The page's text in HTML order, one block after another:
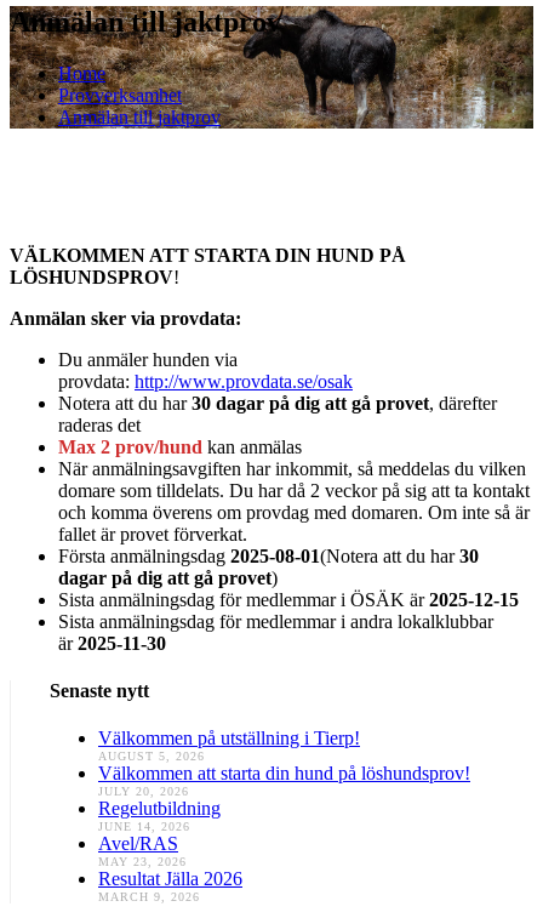
Anmälan till jaktprov
Home
Provverksamhet
Anmälan till jaktprov
VÄLKOMMEN ATT STARTA DIN HUND PÅ
LÖSHUNDSPROV!
Anmälan sker via provdata:
Du anmäler hunden via
provdata: http://www.provdata.se/osak
Notera att du har30 dagar på dig att gå provet, därefter
raderas det
Max 2 prov/hund kan anmälas
När anmälningsavgiften har inkommit, så meddelas du vilken
domare som tilldelats. Du har då 2 veckor på sig att ta kontakt
och komma överens om provdag med domaren. Om inte så är
fallet är provet förverkat.
Första anmälningsdag 2025-08-01(Notera att du har30
dagar på dig att gå provet)
Sista anmälningsdag för medlemmar i ÖSÄK är2025-12-15
Sista anmälningsdag för medlemmar i andra lokalklubbar
är2025-11-30
Senaste nytt
Välkommen på utställning i Tierp!
AUGUST 5, 2026
Välkommen att starta din hund på löshundsprov!
JULY 20, 2026
Regelutbildning
JUNE 14, 2026
Avel/RAS
MAY 23, 2026
Resultat Jälla 2026
MARCH 9, 2026